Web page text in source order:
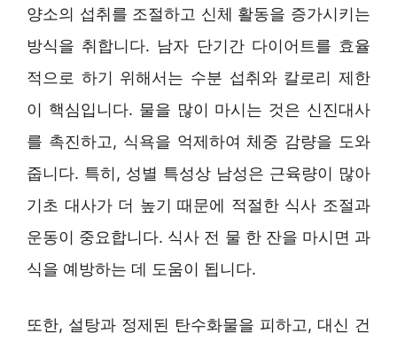
양소의 섭취를 조절하고 신체 활동을 증가시키는
방식을 취합니다. 남자 단기간 다이어트를 효율
적으로 하기 위해서는 수분 섭취와 칼로리 제한
이 핵심입니다. 물을 많이 마시는 것은 신진대사
를 촉진하고, 식욕을 억제하여 체중 감량을 도와
줍니다. 특히, 성별 특성상 남성은 근육량이 많아
기초 대사가 더 높기 때문에 적절한 식사 조절과
운동이 중요합니다. 식사 전 물 한 잔을 마시면 과
식을 예방하는 데 도움이 됩니다.
또한, 설탕과 정제된 탄수화물을 피하고, 대신 건